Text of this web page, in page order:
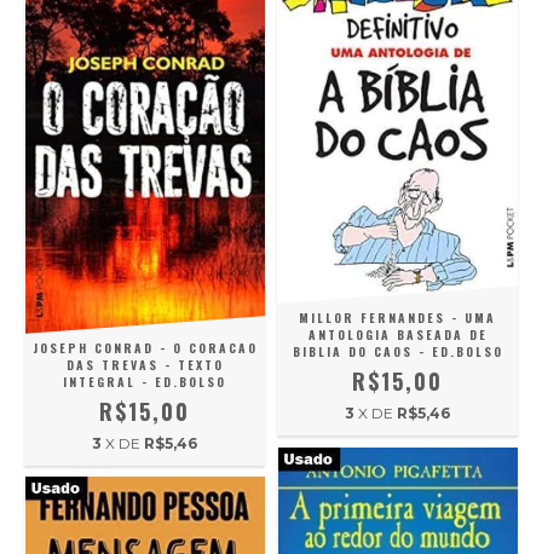
JOSEPH CONRAD - O CORACAO
DAS TREVAS - TEXTO
INTEGRAL - ED.BOLSO
R$15,00
3 X DE R$5,46
MILLOR FERNANDES - UMA
ANTOLOGIA BASEADA DE
BIBLIA DO CAOS - ED.BOLSO
R$15,00
3 X DE R$5,46